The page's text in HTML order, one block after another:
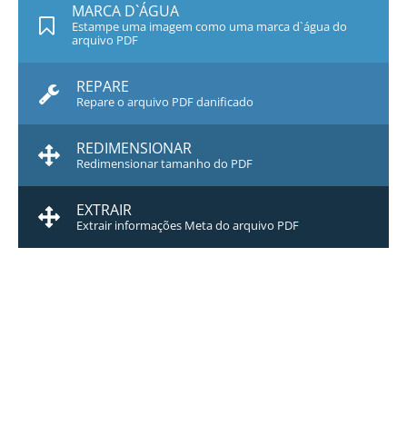
MARCA D`ÁGUA
Estampe uma imagem como uma marca d`água do
arquivo PDF
REPARE
Repare o arquivo PDF danificado
REDIMENSIONAR
Redimensionar tamanho do PDF
EXTRAIR
Extrair informações Meta do arquivo PDF